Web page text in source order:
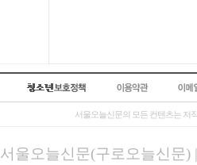
서울오늘신문의 모든 컨텐츠는 저
서울오늘신문(구로오늘신문)